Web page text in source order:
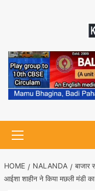
Menu
HOME NALANDA
बाजार
आईशा शाहीन ने किया मछली मंडी